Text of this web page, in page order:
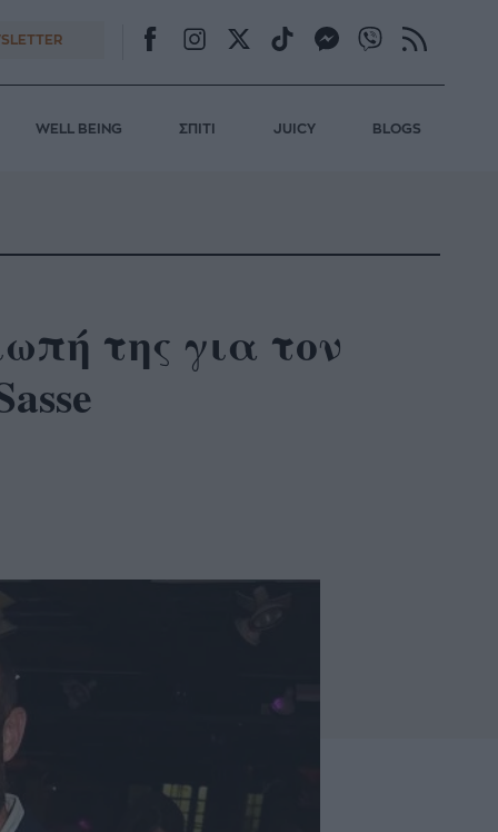
WELL BEING ΣΠΙΤΙ JUICY BLOGS
της για τον